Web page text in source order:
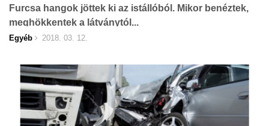
Furcsa hangok jöttek ki az istállóból. Mikor benéztek,
meghökkentek a látványtól...
Egyéb 2018. 03. 12.